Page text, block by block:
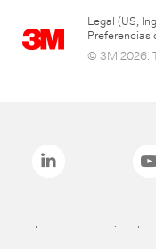
Legal (US,
Preferencias
© 3M 2026.
Las marcas mencionadas